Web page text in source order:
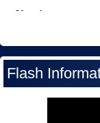
Flash